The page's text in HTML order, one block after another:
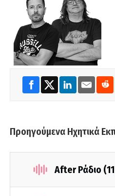
Προηγούμενα Ηχητικά
After Ράδιο